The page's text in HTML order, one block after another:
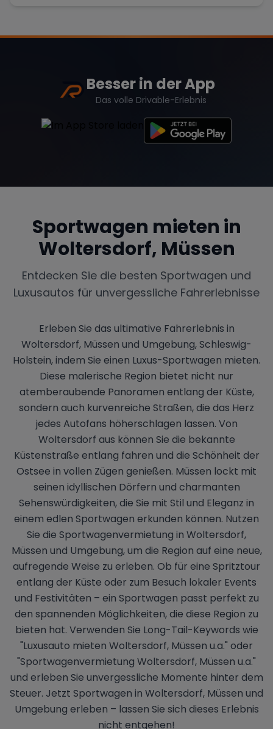
Besser in der App
Das volle Drivable-Erlebnis
Sportwagen mieten in
Woltersdorf, Müssen
Entdecken Sie die besten Sportwagen und
Luxusautos für unvergessliche Fahrerlebnisse
Erleben Sie das ultimative Fahrerlebnis in
Woltersdorf, Müssen und Umgebung, Schleswig-
Holstein, indem Sie einen Luxus-Sportwagen mieten.
Diese malerische Region bietet nicht nur
atemberaubende Panoramen entlang der Küste,
sondern auch kurvenreiche Straßen, die das Herz
jedes Autofans höherschlagen lassen. Von
Woltersdorf aus können Sie die bekannte
Küstenstraße entlang fahren und die Schönheit der
Ostsee in vollen Zügen genießen. Müssen lockt mit
seinen idyllischen Dörfern und charmanten
Sehenswürdigkeiten, die Sie mit Stil und Eleganz in
einem edlen Sportwagen erkunden können. Nutzen
Sie die Sportwagenvermietung in Woltersdorf,
Müssen und Umgebung, um die Region auf eine neue,
aufregende Weise zu erleben. Ob für eine Spritztour
entlang der Küste oder zum Besuch lokaler Events
und Festivitäten – ein Sportwagen passt perfekt zu
den spannenden Möglichkeiten, die diese Region zu
bieten hat. Verwenden Sie Long-Tail-Keywords wie
"Luxusauto mieten Woltersdorf, Müssen u.a." oder
"Sportwagenvermietung Woltersdorf, Müssen u.a."
und erleben Sie unvergessliche Momente hinter dem
Steuer. Jetzt Sportwagen in Woltersdorf, Müssen und
Umgebung erleben – lassen Sie sich dieses Erlebnis
nicht entgehen!